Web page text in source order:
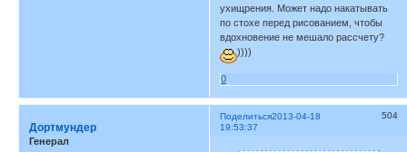
ухищрения. Может надо накатывать
по стохе перед рисованием, чтобы
вдохновение не мешало рассчету?
))))
0
Поделиться 504
2013-04-18
19:53:37
Дортмундер
Генерал